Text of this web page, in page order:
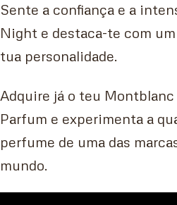
Sente a confiança e a
Night e destaca-te com
tua personalidade.
Adquire já o teu
Parfum e experimenta a
perfume de uma das
mundo.